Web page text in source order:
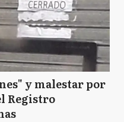
y malestar por
Registro